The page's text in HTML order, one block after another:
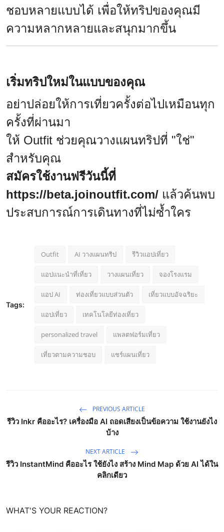
ชอบหลายแบบได้ เพื่อให้ทริปของคุณมี
ความหลากหลายและสนุกมากขึ้น
เริ่มทริปใหม่ในแบบของคุณ
อย่าปล่อยให้การเที่ยวครั้งต่อไปเหมือนทุก
ครั้งที่ผ่านมา
ให้ Outfit ช่วยคุณวางแผนทริปที่ "ใช่"
สำหรับคุณ
สมัครใช้งานฟรีวันนี้ที่
https://beta.joinoutfit.com/ แล้วค้นพบ
ประสบการณ์การเดินทางที่ไม่ซ้ำใคร
Tags:
Outfit AI วางแผนทริป รีวิวแอปเที่ยว
แอปแนะนำที่เที่ยว วางแผนเที่ยว จองโรงแรม
แอป AI ท่องเที่ยวแบบส่วนตัว เที่ยวแบบอัจฉริยะ
แอปเที่ยว เทคโนโลยีท่องเที่ยว
personalized travel แพลตฟอร์มเที่ยว
เที่ยวตามความชอบ แชร์แผนเที่ยว
PREVIOUS ARTICLE
รีวิว Inkr คืออะไร? เครื่องมือ AI ถอดเสียงเป็นข้อความ ใช้งานยังไง
บ้าง
NEXT ARTICLE
รีวิว InstantMind คืออะไร ใช้ยังไง สร้าง Mind Map ด้วย AI ได้ใน
คลิกเดียว
WHAT'S YOUR REACTION?